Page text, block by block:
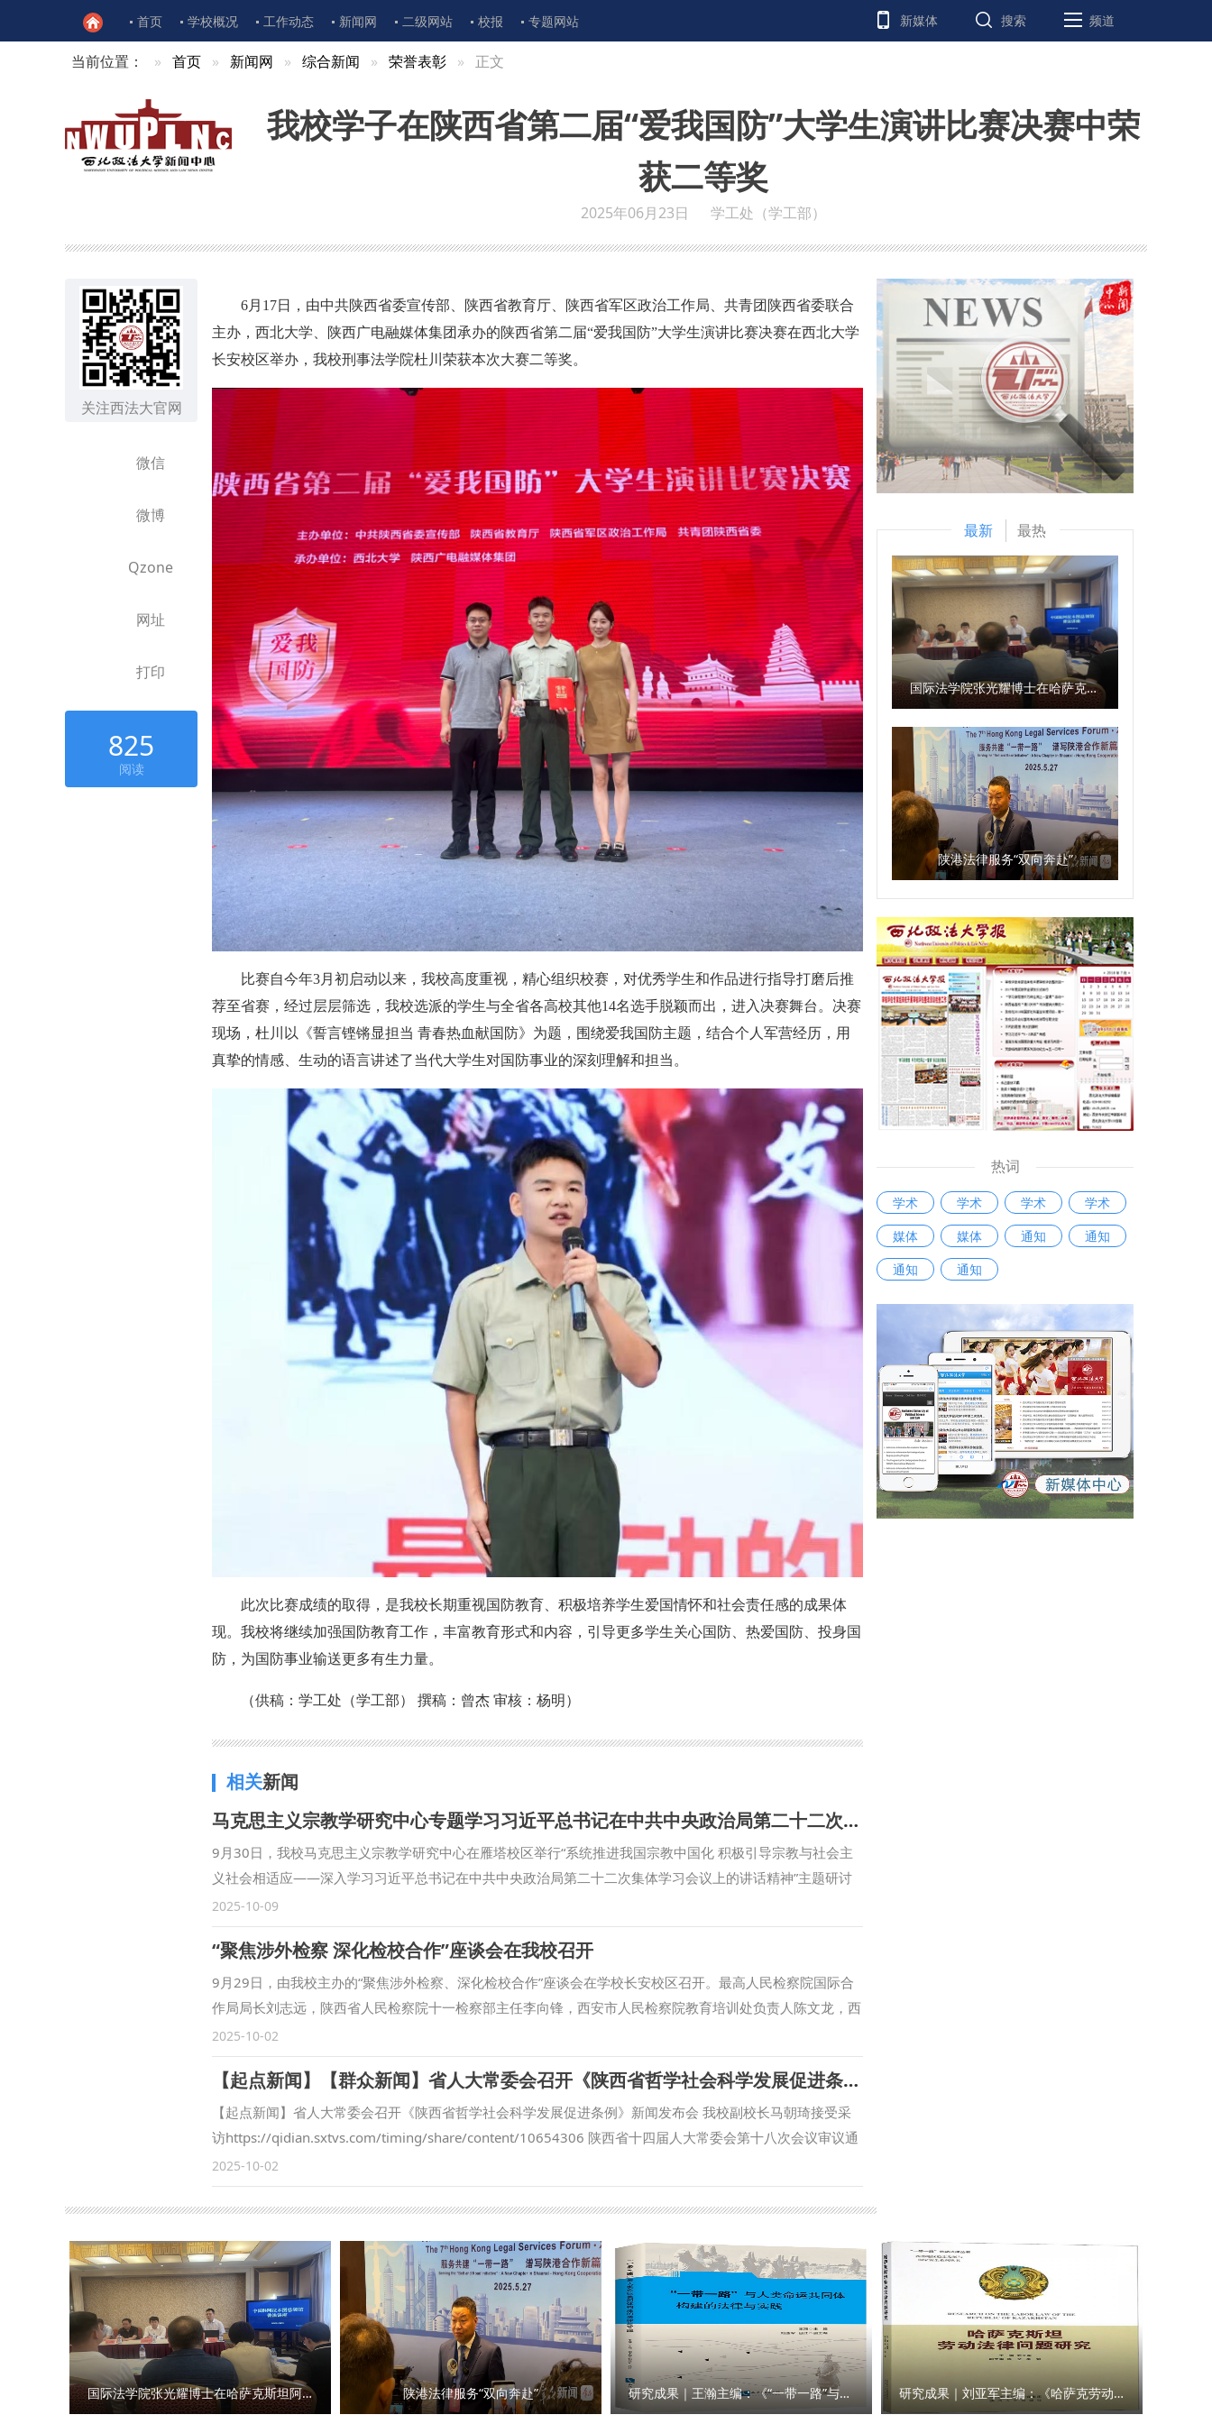
首页 学校概况 工作动态 新闻网 二级网站 校报 专题网站 新媒体 搜索 频道
当前位置： 首页 新闻网 综合新闻 荣誉表彰 正文
我校学子在陕西省第二届“爱我国防”大学生演讲比赛决赛中荣
获二等奖
2025年06月23日 学工处（学工部）
关注西法大官网
微信
微博
Qzone
网址
打印
825
阅读
6月17日，由中共陕西省委宣传部、陕西省教育厅、陕西省军区政治工作局、共青团陕西省委联合
主办，西北大学、陕西广电融媒体集团承办的陕西省第二届“爱我国防”大学生演讲比赛决赛在西北大学
长安校区举办，我校刑事法学院杜川荣获本次大赛二等奖。
比赛自今年3月初启动以来，我校高度重视，精心组织校赛，对优秀学生和作品进行指导打磨后推
荐至省赛，经过层层筛选，我校选派的学生与全省各高校其他14名选手脱颖而出，进入决赛舞台。决赛
现场，杜川以《誓言铿锵显担当 青春热血献国防》为题，围绕爱我国防主题，结合个人军营经历，用
真挚的情感、生动的语言讲述了当代大学生对国防事业的深刻理解和担当。
此次比赛成绩的取得，是我校长期重视国防教育、积极培养学生爱国情怀和社会责任感的成果体
现。我校将继续加强国防教育工作，丰富教育形式和内容，引导更多学生关心国防、热爱国防、投身国
防，为国防事业输送更多有生力量。
（供稿：学工处（学工部） 撰稿：曾杰 审核：杨明）
相关新闻
马克思主义宗教学研究中心专题学习习近平总书记在中共中央政治局第二十二次集体学习时的重要讲话精神
9月30日，我校马克思主义宗教学研究中心在雁塔校区举行“系统推进我国宗教中国化 积极引导宗教与社会主
义社会相适应——深入学习习近平总书记在中共中央政治局第二十二次集体学习会议上的讲话精神”主题研讨
会。中心执行主任彭瑞花教授主持会议，校党委副书记、马克思主义宗教学研究中心常务副主任张军政出席会
议并讲话。 张军政对当前研究中心的工作给予肯定，并从站稳立场、坚定信仰，防范宗教渗透，推动宗教工
作法治化三方面提出要求。他表示，要注重系统观念，立足国家级宗教工作特色智库建设需要，将宗教学研究
与相关学科相结合，不断加强研究队伍建设；要不断提高政治站位，始终坚持正确的政治方向、价值导向、学
术取向，发挥专业优势，主动作为；要以问题为导向，学习贯彻习近平总书记关于宗教工作的重要论述，积极
开展实践调研，进行课题攻关，服务党的宗教工作。 与会人员集体学习了习近平总书记在中共中央政治局第
二十二次集体学习会议上的讲话精神。彭瑞花教授汇报了马克思主义宗教学研究中心近期工作情况，并从党的
宗教工作的重要性、当前宗教工作的主线、依法治理宗教事务、加强宗教工作队伍建设、进一步加强校地协同
合作等方面进行发言。中心研究员、2025年度课题负责人等分别围绕学习内容进行交流发言。 （供稿：国家
安全学院（反恐怖主义法学院） 撰稿：彭瑞花 审核：李政敏）
2025-10-09
“聚焦涉外检察 深化检校合作”座谈会在我校召开
9月29日，由我校主办的“聚焦涉外检察、深化检校合作”座谈会在学校长安校区召开。最高人民检察院国际合
作局局长刘志远，陕西省人民检察院十一检察部主任李向锋，西安市人民检察院教育培训处负责人陈文龙，西
安市长安区人民检察院副检察长王蕾等出席会议。我校校长范九利出席会议并致辞，副校长马朝琦主持会议。
范九利表示，涉外检察工作是国家涉外法治工作的重要方面，近年来，学校与各级检察机关深化交流，不断拓
展合作领域、合作范围，围绕中国检察学自主知识体系构建、检察课题研究、检校人才互派交流、学生实习实
训等方面开展了卓有成效的合作。在最高人民检察院国际合作局指导下，我校成立的“涉外刑事法治与国别检
察司法研究中心”各项工作稳步推进，已在区域国别检察研究、国际刑事司法协助、多语种法律数据库建设等
方面取得一定成果。下一步，将高质量推进涉外检察工作，依托中心进一步整合全校资源，推动学校专家学者
与检察实务专家的交流互动，建立常态化研究协作机制，围绕涉外检察基础性理论和实践难题开展联合攻关，
共同打造服务国家战略的涉外检察智库。 刘志远表示，最高人民检察院对涉外检察工作高度重视，西北政法
合完成中国—东盟检察总长网站建设，编译东盟国家《刑法典》《刑事诉讼法典》等二十余部法典等，在服务
检察国际交流与合作方面发挥了积极作用。下一步，希望学校进一步聚焦涉外检察工作，高质效做好智库服
务，统筹好校内各部门、各研究机构的科研力量形成研究特色，同时，进一步整合涉外检察实务人才，围绕涉
外检察人才培养工作搭建平台。 刘志远与我校刑事法学院院长冯卫国共同签署科研项目委托书 马朝琦宣布西
北政法大学涉外刑事法治与国别检察司法中心网站正式上线，由中心和西北政法大学湾区研究院共同研发
的“全球法律数据库”正式进入试运行阶段。 学校发展规划与学科建设处、教务处、科研处、国际交流与合作
处、经济学院、刑事法学院、民商法学院、经济法学院（知识产权学院）、国际法学院（国际仲裁学院）、国
2025-10-02
【起点新闻】【群众新闻】省人大常委会召开《陕西省哲学社会科学发展促进条例》新闻发布会 我校副校长马朝琦接受采访
【起点新闻】省人大常委会召开《陕西省哲学社会科学发展促进条例》新闻发布会 我校副校长马朝琦接受采
访https://qidian.sxtvs.com/timing/share/content/10654306 陕西省十四届人大常委会第十八次会议审议通
过《陕西省哲学社会科学发展促进条例》（以下简称《条例》），《条例》于9月底正式公布。 日前，西北政
法大学副校长、二级教授马朝琦，陕西省哲学社会科学研究中心执行主任、陕西师范大学马克思主义学部部长
袁祖社接受记者采访，对《条例》进行解读。 问：根据《条例》，哲学社会科学机构应当加强延安精神、照
金精神、西迁精神等伟大精神阐释研究。加强秦岭文化、黄河文化、长城文化、关中文化、黄土文化、汉水文
化等中华优秀传统文化阐释研究。这条中对于伟大精神等的列举，主要依据什么？对于相关研究有哪些促进作
用？ 马朝琦：延安精神、照金精神、西迁精神，都是源发于陕西、彰显于陕西、实践于陕西的中国共产党人
的伟大精神，三种精神同时位列2021年国庆节前夕中央宣传部梳理并正式公布的第一批中国共产党人精神谱
系（共46种）。 《条例》特别列举这些伟大精神，有利于我省广大社科工作者赓续红色血脉，传承红色基
因，发扬革命先辈们的光荣传统和优良作风，在有效宣传、研究、践行延安精神等党的宝贵精神财富的基础
上，立足我省丰富的文化资源、鲜明的研究特色、深厚的学术积淀，坚定信心、鼓足干劲、激发活力、释放潜
能，更加专注于陕西高质量发展和国家重大战略需求，继往开来、扎实工作、锐意进取，不断谱写文化强省建
2025-10-02
最新 最热
国际法学院张光耀博士在哈萨克斯坦阿拉木图开展科研与社会服务活动
陕港法律服务“双向奔赴”
热词
学术 学术 学术
学术
媒体
媒体 通知
通知
通知
通知
国际法学院张光耀博士在哈萨克斯坦阿拉木图开展科研与社会服务活动 陕港法律服务“双向奔赴” 研究成果｜王瀚主编：《“一带一路”与人类命运共同体构建的法律与实践》 研究成果｜刘亚军主编：《哈萨克劳动法律问题研究》